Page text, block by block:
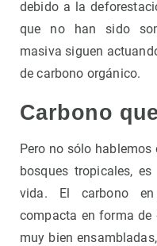
debido a la
que no han sido
masiva siguen
de carbono orgánico.
Carbono
Pero no sólo
bosques tropicales,
vida. El carbono
compacta en forma de
muy bien